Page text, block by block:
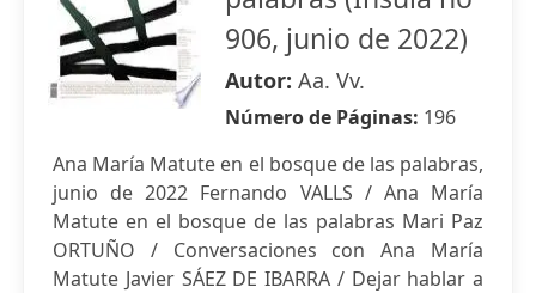
906, junio de 2022)
Autor: Aa. Vv.
Número de Páginas: 196
Ana María Matute en el bosque de las palabras,
junio de 2022 Fernando VALLS / Ana María
Matute en el bosque de las palabras Mari Paz
ORTUÑO / Conversaciones con Ana María
Matute Javier SÁEZ DE IBARRA / Dejar hablar a